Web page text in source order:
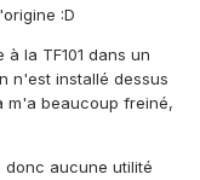
:D
la TF101 dans un
n'est installé dessus
m'a beaucoup freiné,
donc aucune utilité